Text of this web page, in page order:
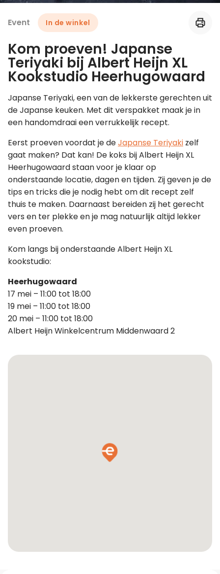
Leer koken als een chef
Kooktips & blogs
Event In de winkel
Kom proeven! Japanse
Teriyaki bij Albert Heijn XL
Kookstudio Heerhugowaard
Japanse Teriyaki, een van de lekkerste gerechten uit
de Japanse keuken. Met dit verspakket maak je in
een handomdraai een verrukkelijk recept.
Eerst proeven voordat je deJapanse Teriyaki zelf
gaat maken? Dat kan! De koks bij Albert Heijn XL
Heerhugowaard staan voor je klaar op
onderstaande locatie, dagen en tijden. Zij geven je de
tips en tricks die je nodig hebt om dit recept zelf
thuis te maken. Daarnaast bereiden zij het gerecht
vers en ter plekke en je mag natuurlijk altijd lekker
even proeven.
Kom langs bij onderstaande Albert Heijn XL
kookstudio:
Heerhugowaard
17 mei – 11:00 tot 18:00
19 mei – 11:00 tot 18:00
20 mei – 11:00 tot 18:00
Albert Heijn Winkelcentrum Middenwaard 2